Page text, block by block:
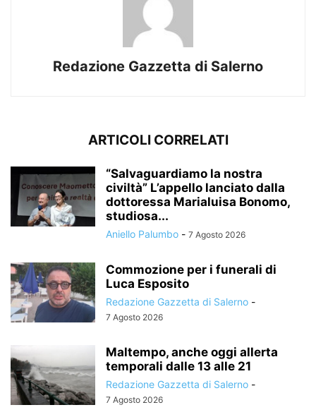
Redazione Gazzetta di Salerno
ARTICOLI CORRELATI
“Salvaguardiamo la nostra
civiltà” L’appello lanciato dalla
dottoressa Marialuisa Bonomo,
studiosa...
Aniello Palumbo - 7 Agosto 2026
Commozione per i funerali di
Luca Esposito
Redazione Gazzetta di Salerno -
7 Agosto 2026
Maltempo, anche oggi allerta
temporali dalle 13 alle 21
Redazione Gazzetta di Salerno -
7 Agosto 2026